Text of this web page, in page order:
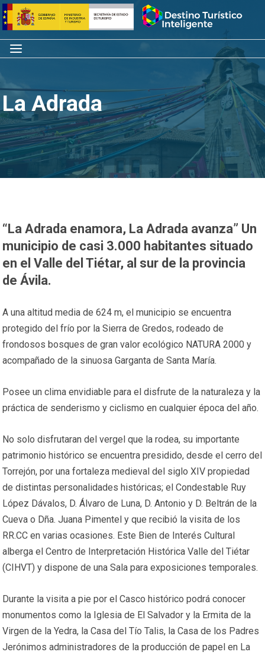
Saltar
al
contenido
Inicio
Menú
La Adrada
“La Adrada enamora, La Adrada avanza” Un
municipio de casi 3.000 habitantes situado
en el Valle del Tiétar, al sur de la provincia
de Ávila.
A una altitud media de 624 m, el municipio se encuentra
protegido del frío por la Sierra de Gredos, rodeado de
frondosos bosques de gran valor ecológico NATURA 2000 y
acompañado de la sinuosa Garganta de Santa María.
Posee un clima envidiable para el disfrute de la naturaleza y la
práctica de senderismo y ciclismo en cualquier época del año.
No solo disfrutaran del vergel que la rodea, su importante
patrimonio histórico se encuentra presidido, desde el cerro del
Torrejón, por una fortaleza medieval del siglo XIV propiedad
de distintas personalidades históricas; el Condestable Ruy
López Dávalos, D. Álvaro de Luna, D. Antonio y D. Beltrán de la
Cueva o Dña. Juana Pimentel y que recibió la visita de los
RR.CC en varias ocasiones. Este Bien de Interés Cultural
alberga el Centro de Interpretación Histórica Valle del Tiétar
(CIHVT) y dispone de una Sala para exposiciones temporales.
Durante la visita a pie por el Casco histórico podrá conocer
monumentos como la Iglesia de El Salvador y la Ermita de la
Virgen de la Yedra, la Casa del Tío Talis, la Casa de los Padres
Jerónimos administradores de la producción de papel en La